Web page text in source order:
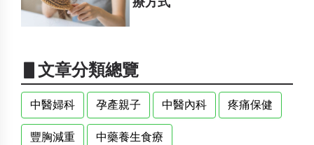
▋文章分類總覽
中醫婦科 孕產親子 中醫內科 疼痛保健
豐胸減重 中藥養生食療